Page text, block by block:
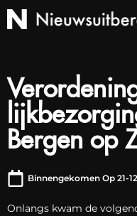
Bergen op
Binnengekomen Op 21-
Onlangs kwam de